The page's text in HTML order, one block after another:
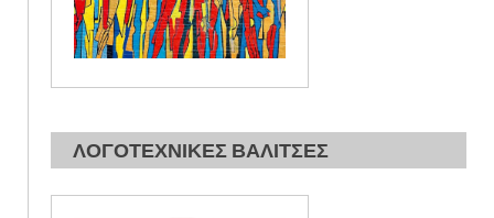
ΛΟΓΟΤΕΧΝΙΚΕΣ ΒΑΛΙΤΣΕΣ